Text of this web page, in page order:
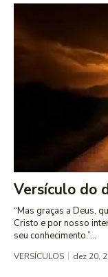
Versículo do
“Mas graças a Deus,
Cristo e por nosso
seu conhecimento.”...
VERSÍCULOS dez 20,